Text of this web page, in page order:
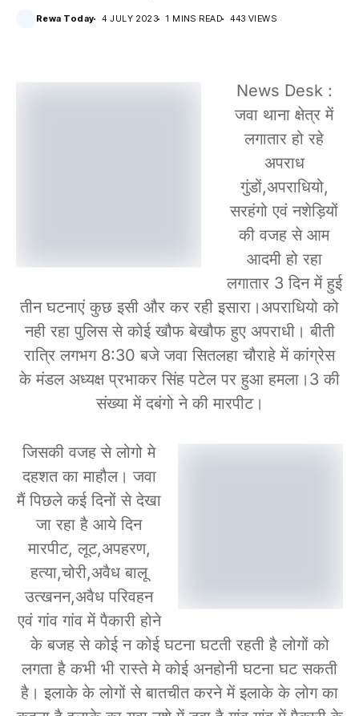
Rewa Today 4 JULY 2023 1 MINS READ 443 VIEWS
News Desk :
जवा थाना क्षेत्र में
लगातार हो रहे
अपराध
गुंडों,अपराधियो,
सरहंगो एवं नशेड़ियों
की वजह से आम
आदमी हो रहा
लगातार 3 दिन में हुई
तीन घटनाएं कुछ इसी और कर रही इसारा।अपराधियो को
नही रहा पुलिस से कोई खौफ बेखौफ हुए अपराधी। बीती
रात्रि लगभग 8:30 बजे जवा सितलहा चौराहे में कांग्रेस
के मंडल अध्यक्ष प्रभाकर सिंह पटेल पर हुआ हमला।3 की
संख्या में दबंगो ने की मारपीट।
जिसकी वजह से लोगो मे
दहशत का माहौल। जवा
मैं पिछले कई दिनों से देखा
जा रहा है आये दिन
मारपीट, लूट,अपहरण,
हत्या,चोरी,अवैध बालू
उत्खनन,अवैध परिवहन
एवं गांव गांव में पैकारी होने
के बजह से कोई न कोई घटना घटती रहती है लोगों को
लगता है कभी भी रास्ते मे कोई अनहोनी घटना घट सकती
है। इलाके के लोगों से बातचीत करने में इलाके के लोग का